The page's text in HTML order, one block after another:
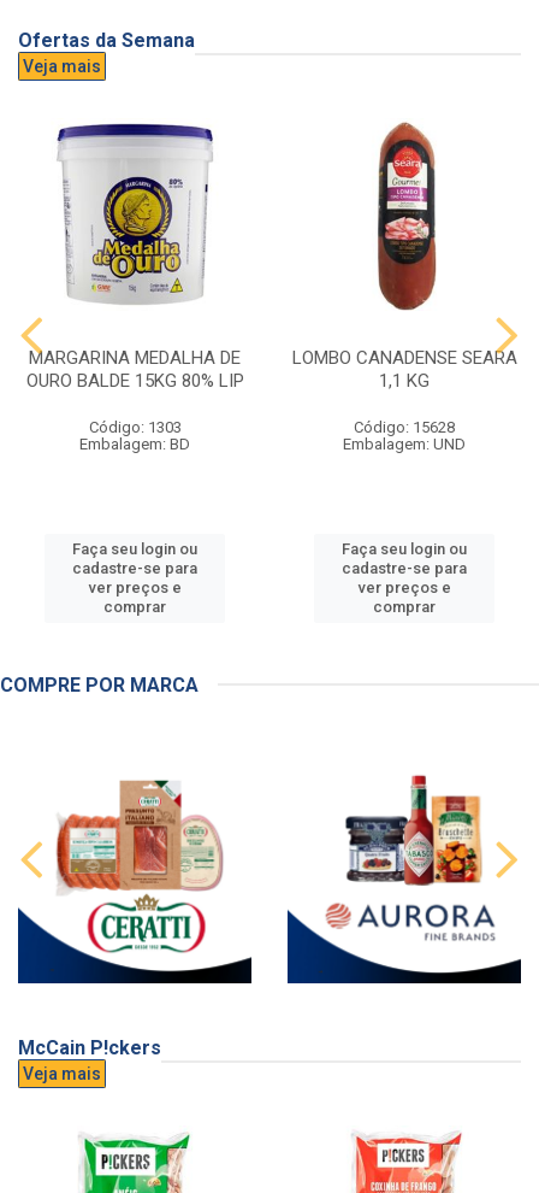
Ofertas da Semana
Veja mais
MARGARINA MEDALHA DE
OURO BALDE 15KG 80% LIP
Código: 1303
Embalagem: BD
Faça seu login ou
cadastre-se para
ver preços e
comprar
LOMBO CANADENSE SEARA
1,1 KG
Código: 15628
Embalagem: UND
Faça seu login ou
cadastre-se para
ver preços e
comprar
COMPRE POR MARCA
McCain P!ckers
Veja mais